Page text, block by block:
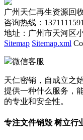
广州天仁再生资源回
咨询热线：
地址：广州市天河区
Sitemap Sitemap.xml
微信客服
天仁密销，自成立之
提供一种什么服务，
的专业和安全性。
专注文件销毁 树立行